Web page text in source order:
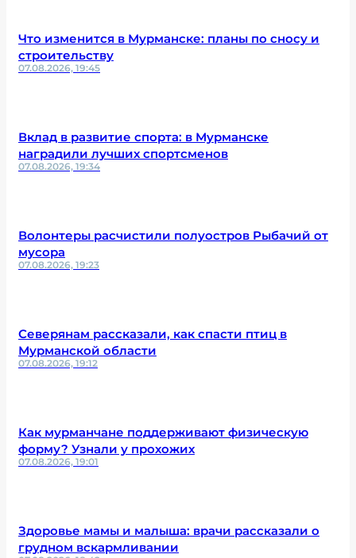
Что изменится в Мурманске: планы по сносу и
строительству
07.08.2026, 19:45
Вклад в развитие спорта: в Мурманске
наградили лучших спортсменов
07.08.2026, 19:34
Волонтеры расчистили полуостров Рыбачий от
мусора
07.08.2026, 19:23
Северянам рассказали, как спасти птиц в
Мурманской области
07.08.2026, 19:12
Как мурманчане поддерживают физическую
форму? Узнали у прохожих
07.08.2026, 19:01
Здоровье мамы и малыша: врачи рассказали о
грудном вскармливании